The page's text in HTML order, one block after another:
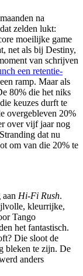
na
zelden lukt:
moeilijke game
net als bij Destiny,
van schrijven
een retentie-
ramp. Maar als
80% die het niks
keuzes durft te
overgebleven 20%
over vijf jaar nog
dat nu
om van die 20% te
Hi-Fi Rush.
kleurrijke,
Tango
het fantastisch.
Die sloot de
bleken te zijn. De
anders